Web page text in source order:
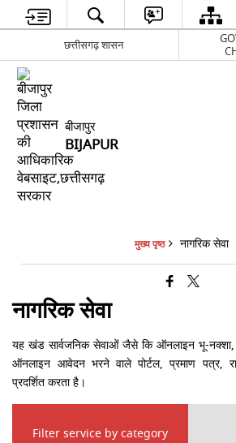
छत्तीसगढ़ शासन
बीजापुर
BIJAPUR
मुख्य पृष्ठ नागरिक सेवा
नागरिक सेवा
यह खंड सार्वजनिक सेवाओं जैसे कि ऑनलाइन भू-नक्शा,
ऑनलाइन आवेदन भरने वाले पोर्टल, प्रमाण पत्र,
प्रदर्शित करता है।
Filter service by category